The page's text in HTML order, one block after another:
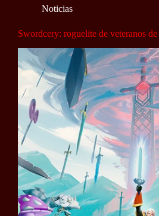
Noticias
Swordcery: roguelite de veteranos